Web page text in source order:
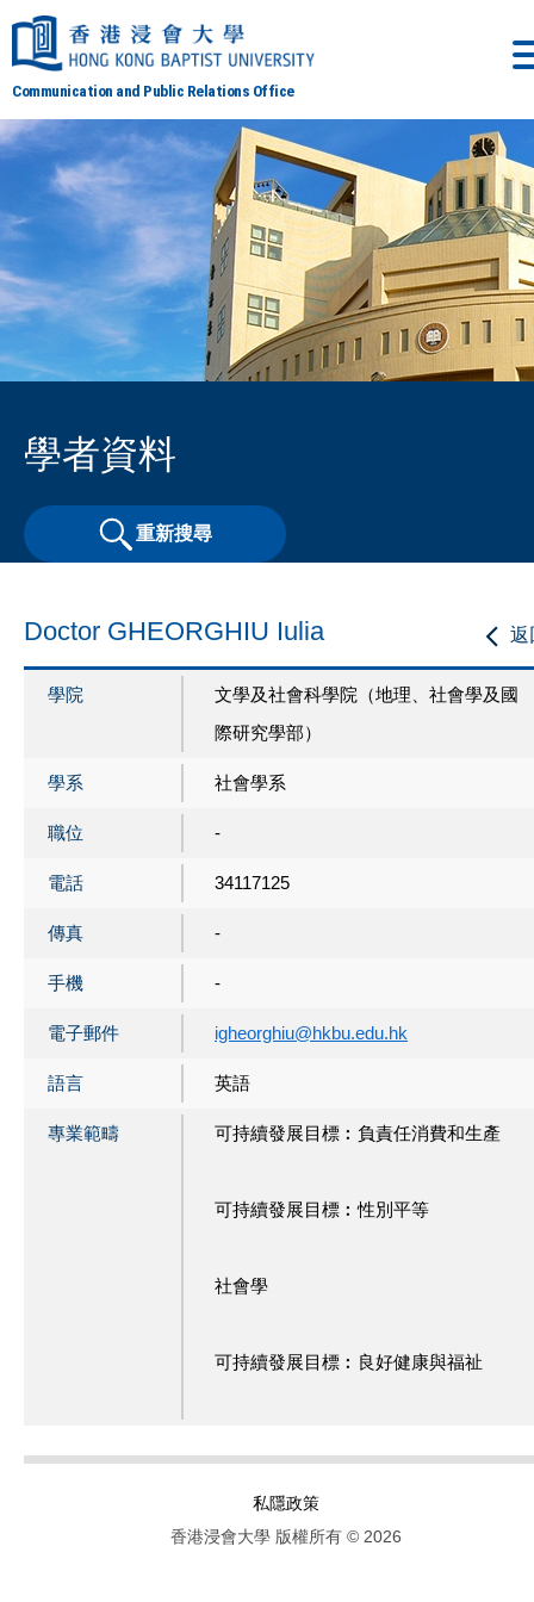
Communication and Public Relations Office
學者資料
重新搜尋
返
Doctor GHEORGHIU Iulia
學院
文學及社會科學院（地理、社會學及國
際研究學部）
學系 社會學系
職位 -
電話 34117125
傳真 -
手機 -
電子郵件 igheorghiu@hkbu.edu.hk
語言 英語
專業範疇 可持續發展目標︰負責任消費和生產
可持續發展目標︰性別平等
社會學
可持續發展目標︰良好健康與福祉
私隱政策
香港浸會大學 版權所有 © 2026